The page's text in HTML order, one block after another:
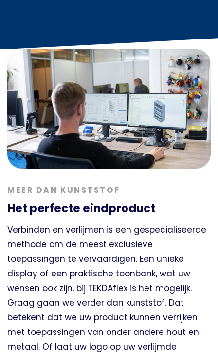
MEER DAN KUNSTSTOF
Het perfecte eindproduct
Verbinden en verlijmen is een gespecialiseerde
methode om de meest exclusieve
toepassingen te vervaardigen. Een unieke
display of een praktische toonbank, wat uw
wensen ook zijn, bij TEKDAflex is het mogelijk.
Graag gaan we verder dan kunststof. Dat
betekent dat we uw product kunnen verrijken
met toepassingen van onder andere hout en
metaal. Of laat uw logo op uw verlijmde